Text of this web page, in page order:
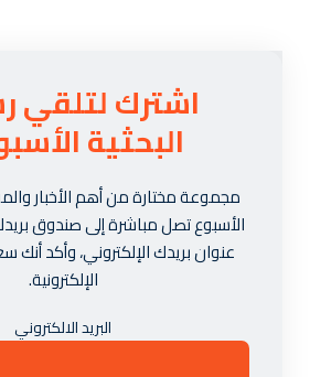
اشترك لتلقي
البحثية
مجموعة مختارة من أهم الأخبار
الأسبوع تصل مباشرة إلى صندوق
عنوان بريدك الإلكتروني، وأكد أنك
الإلكترونية.
البريد الالكتروني